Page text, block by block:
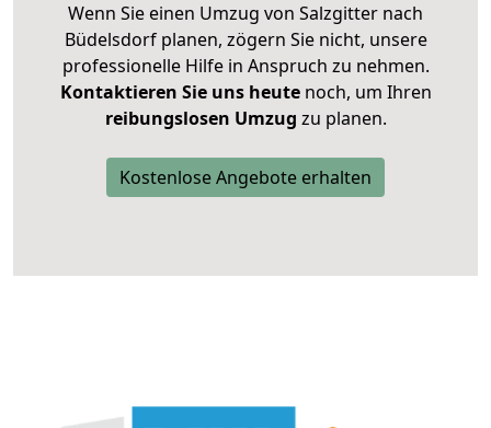
Wenn Sie einen Umzug von Salzgitter nach
Büdelsdorf planen, zögern Sie nicht, unsere
professionelle Hilfe in Anspruch zu nehmen.
Kontaktieren Sie uns heutenoch, um Ihren
reibungslosen Umzug zu planen.
Kostenlose Angebote erhalten